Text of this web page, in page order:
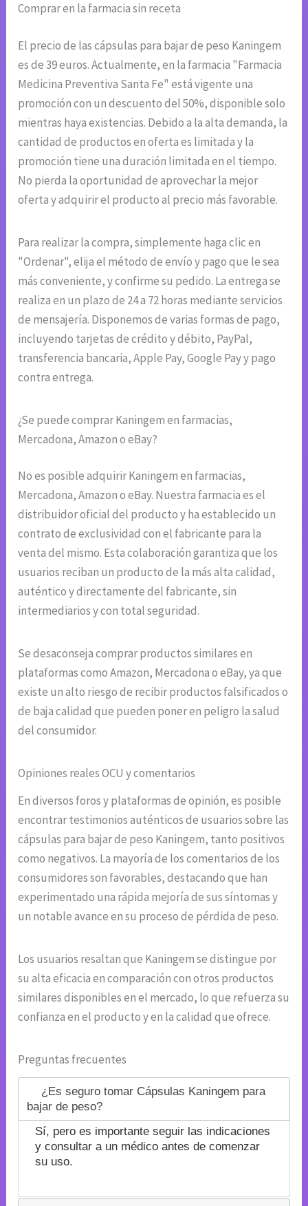
Comprar en la farmacia sin receta
El precio de las cápsulas para bajar de peso Kaningem
es de 39 euros. Actualmente, en la farmacia "Farmacia
Medicina Preventiva Santa Fe" está vigente una
promoción con un descuento del 50%, disponible solo
mientras haya existencias. Debido a la alta demanda, la
cantidad de productos en oferta es limitada y la
promoción tiene una duración limitada en el tiempo.
No pierda la oportunidad de aprovechar la mejor
oferta y adquirir el producto al precio más favorable.
Para realizar la compra, simplemente haga clic en
"Ordenar", elija el método de envío y pago que le sea
más conveniente, y confirme su pedido. La entrega se
realiza en un plazo de 24 a 72 horas mediante servicios
de mensajería. Disponemos de varias formas de pago,
incluyendo tarjetas de crédito y débito, PayPal,
transferencia bancaria, Apple Pay, Google Pay y pago
contra entrega.
¿Se puede comprar Kaningem en farmacias,
Mercadona, Amazon o eBay?
No es posible adquirir Kaningem en farmacias,
Mercadona, Amazon o eBay. Nuestra farmacia es el
distribuidor oficial del producto y ha establecido un
contrato de exclusividad con el fabricante para la
venta del mismo. Esta colaboración garantiza que los
usuarios reciban un producto de la más alta calidad,
auténtico y directamente del fabricante, sin
intermediarios y con total seguridad.
Se desaconseja comprar productos similares en
plataformas como Amazon, Mercadona o eBay, ya que
existe un alto riesgo de recibir productos falsificados o
de baja calidad que pueden poner en peligro la salud
del consumidor.
Opiniones reales OCU y comentarios
En diversos foros y plataformas de opinión, es posible
encontrar testimonios auténticos de usuarios sobre las
cápsulas para bajar de peso Kaningem, tanto positivos
como negativos. La mayoría de los comentarios de los
consumidores son favorables, destacando que han
experimentado una rápida mejoría de sus síntomas y
un notable avance en su proceso de pérdida de peso.
Los usuarios resaltan que Kaningem se distingue por
su alta eficacia en comparación con otros productos
similares disponibles en el mercado, lo que refuerza su
confianza en el producto y en la calidad que ofrece.
Preguntas frecuentes
¿Es seguro tomar Cápsulas Kaningem para
bajar de peso?
Sí, pero es importante seguir las indicaciones
y consultar a un médico antes de comenzar
su uso.